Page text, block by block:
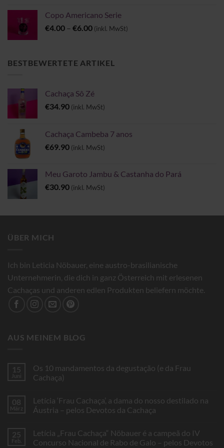
Copo Americano Serie
€4.00 – €6.00Preisspanne:
€6.00
(inkl. MwSt)
BESTBEWERTETE ARTIKEL
Cachaça Sô Zé
€34.90 (inkl. MwSt)
Cachaça Cambeba 7 anos
€69.90 (inkl. MwSt)
Meu Garoto Jambu & Castanha do Pará
€30.90 (inkl. MwSt)
ÜBER MICH
Ich bin Leticia Nöbauer, eine austro-brasilianische
Unternehmerin, die dich in ganz Österreich mit erlesenen
Cachaças und anderen edlen Produkten beliefern möchte.
AUS MEINEM BLOG
15
Juni
Os 10 mandamentos da degustação (e da Frau
Cachaça)
Os
10
degustação
(e
da
08
März
Letícia ‘Frau Cachaça’, a dama do nosso destilado na
Áustria – pelos Devotos da Cachaça
Letícia
‘Frau
25
Feb.
Letícia „Frau Cachaça“ Nöbauer é a campeã do IV
Concurso Nacional de Rabo de Galo – pelos Devotos